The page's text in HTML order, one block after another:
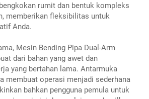
rumit dan bentuk kompleks
memberikan fleksibilitas untuk
Anda.
Mesin Bending Pipa Dual-Arm
dari bahan yang awet dan
yang bertahan lama. Antarmuka
membuat operasi menjadi sederhana
bahkan pengguna pemula untuk